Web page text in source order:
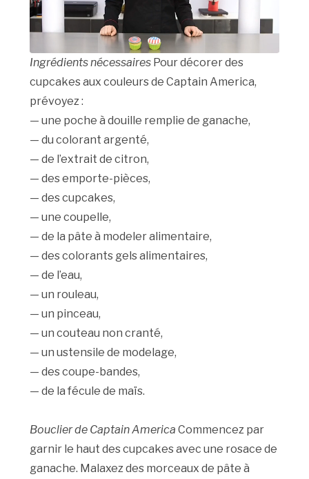
Ingrédients nécessaires Pour décorer des
cupcakes aux couleurs de Captain America,
prévoyez :
— une poche à douille remplie de ganache,
— du colorant argenté,
— de l’extrait de citron,
— des emporte-pièces,
— des cupcakes,
— une coupelle,
— de la pâte à modeler alimentaire,
— des colorants gels alimentaires,
— de l’eau,
— un rouleau,
— un pinceau,
— un couteau non cranté,
— un ustensile de modelage,
— des coupe-bandes,
— de la fécule de maïs.
Bouclier de Captain America Commencez par
garnir le haut des cupcakes avec une rosace de
ganache. Malaxez des morceaux de pâte à